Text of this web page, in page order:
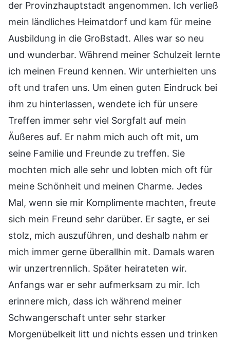
der Provinzhauptstadt angenommen. Ich verließ
mein ländliches Heimatdorf und kam für meine
Ausbildung in die Großstadt. Alles war so neu
und wunderbar. Während meiner Schulzeit lernte
ich meinen Freund kennen. Wir unterhielten uns
oft und trafen uns. Um einen guten Eindruck bei
ihm zu hinterlassen, wendete ich für unsere
Treffen immer sehr viel Sorgfalt auf mein
Äußeres auf. Er nahm mich auch oft mit, um
seine Familie und Freunde zu treffen. Sie
mochten mich alle sehr und lobten mich oft für
meine Schönheit und meinen Charme. Jedes
Mal, wenn sie mir Komplimente machten, freute
sich mein Freund sehr darüber. Er sagte, er sei
stolz, mich auszuführen, und deshalb nahm er
mich immer gerne überallhin mit. Damals waren
wir unzertrennlich. Später heirateten wir.
Anfangs war er sehr aufmerksam zu mir. Ich
erinnere mich, dass ich während meiner
Schwangerschaft unter sehr starker
Morgenübelkeit litt und nichts essen und trinken